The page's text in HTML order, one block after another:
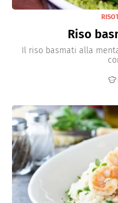
Riso
Il riso basmati alla